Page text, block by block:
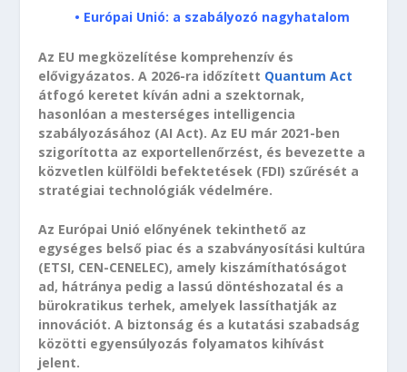
• Európai Unió: a szabályozó nagyhatalom
Az EU megközelítése komprehenzív és
elővigyázatos. A 2026-ra időzített Quantum Act
átfogó keretet kíván adni a szektornak,
hasonlóan a mesterséges intelligencia
szabályozásához (AI Act). Az EU már 2021-ben
szigorította az exportellenőrzést, és bevezette a
közvetlen külföldi befektetések (FDI) szűrését a
stratégiai technológiák védelmére.
Az Európai Unió előnyének tekinthető az
egységes belső piac és a szabványosítási kultúra
(ETSI, CEN-CENELEC), amely kiszámíthatóságot
ad, hátránya pedig a lassú döntéshozatal és a
bürokratikus terhek, amelyek lassíthatják az
innovációt. A biztonság és a kutatási szabadság
közötti egyensúlyozás folyamatos kihívást
jelent.